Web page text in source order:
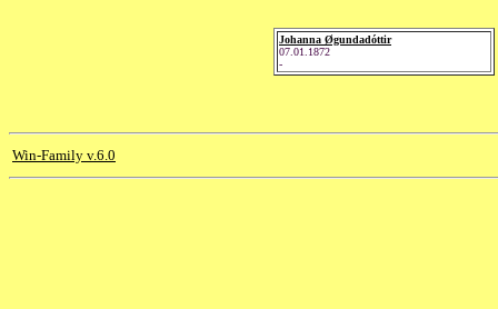
Johanna Øgundadóttir
07.01.1872
-
Win-Family v.6.0